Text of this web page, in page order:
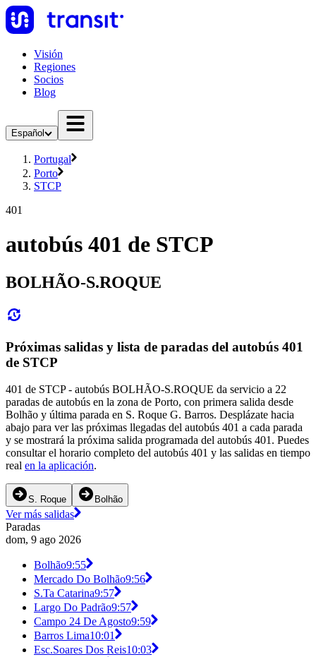
Visión
Regiones
Socios
Blog
Español
Portugal
Porto
STCP
401
autobús 401 de STCP
BOLHÃO-S.ROQUE
Próximas salidas y lista de paradas del autobús 401
de STCP
401 de STCP - autobús BOLHÃO-S.ROQUE da servicio a 22
paradas de autobús en la zona de Porto, con primera salida desde
Bolhão y última parada en S. Roque G. Barros. Desplázate hacia
abajo para ver las próximas llegadas del autobús 401 a cada parada
y se mostrará la próxima salida programada del autobús 401. Puedes
consultar el horario completo del autobús 401 y las salidas en tiempo
real en la aplicación.
S. Roque Bolhão
Ver más salidas
Paradas
dom, 9 ago 2026
Bolhão9:55
Mercado Do Bolhão9:56
S.Ta Catarina9:57
Largo Do Padrão9:57
Campo 24 De Agosto9:59
Barros Lima10:01
Esc.Soares Dos Reis10:03